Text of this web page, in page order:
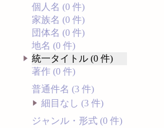
個人名 (0 件)
家族名 (0 件)
団体名 (0 件)
地名 (0 件)
統一タイトル (0 件)
著作 (0 件)
普通件名 (3 件)
細目なし (3 件)
ジャンル・形式 (0 件)